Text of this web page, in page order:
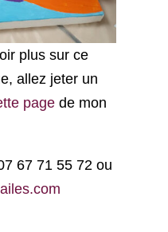
plus sur ce
allez jeter un
page de mon
67 71 55 72 ou